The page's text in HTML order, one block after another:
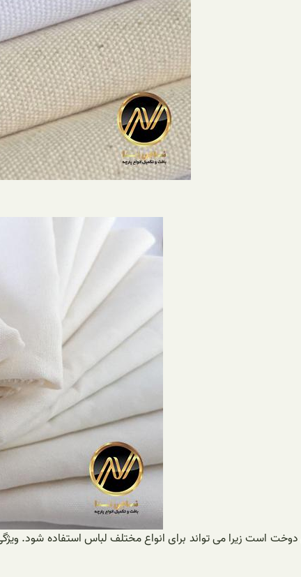
است زیرا می تواند برای انواع مختلف لباس استفاده شود.